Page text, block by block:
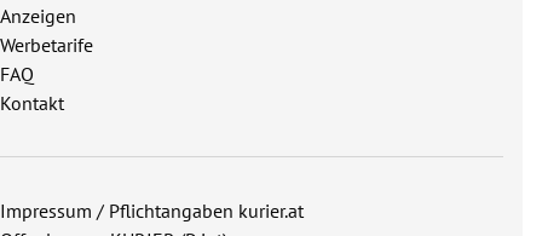
Anzeigen
Werbetarife
FAQ
Kontakt
Impressum / Pflichtangaben kurier.at